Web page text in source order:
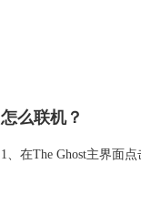
怎么联机？
1、在The Ghost主界面点